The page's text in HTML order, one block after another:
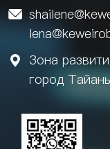


Зона
город